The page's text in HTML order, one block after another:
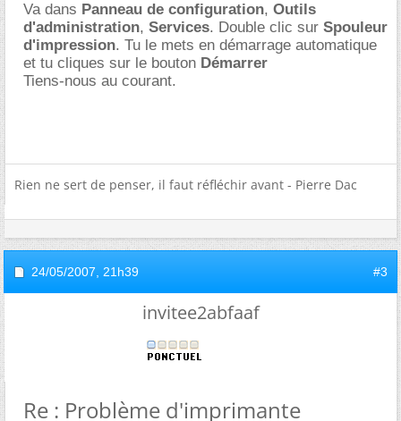
Va dans Panneau de configuration, Outils
d'administration, Services. Double clic sur Spouleur
d'impression. Tu le mets en démarrage automatique
et tu cliques sur le bouton Démarrer
Tiens-nous au courant.
Rien ne sert de penser, il faut réfléchir avant - Pierre Dac
24/05/2007, 21h39 #3
invitee2abfaaf
Re : Problème d'imprimante